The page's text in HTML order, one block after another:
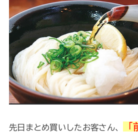
先日まとめ買いしたお客さん、